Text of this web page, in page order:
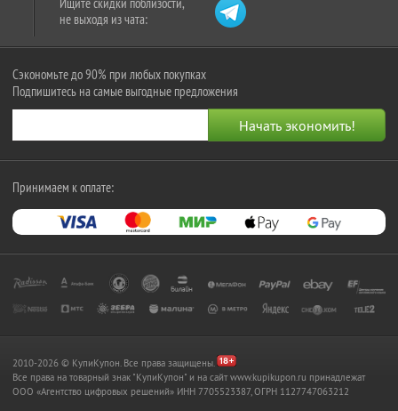
не выходя из чата:
Сэкономьте до 90% при любых покупках
Подпишитесь на самые выгодные предложения
Принимаем к оплате:
2010-2026 © КупиКупон. Все права защищены.
Все права на товарный знак "КупиКупон" и на сайт www.kupikupon.ru принадлежат
OOO «Агентство цифровых решений» ИНН 7705523387, ОГРН 1127747063212